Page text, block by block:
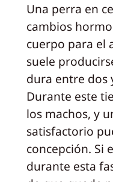
Una perra en
cambios
cuerpo para el
suele
dura entre dos
Durante este
los machos, y
satisfactorio
concepción. Si
durante esta